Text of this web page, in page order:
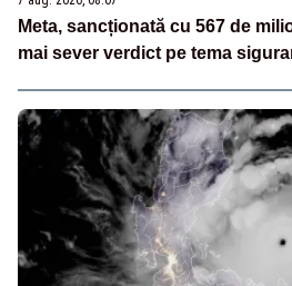
Meta, sancționată cu 567 de
mai sever verdict pe tema